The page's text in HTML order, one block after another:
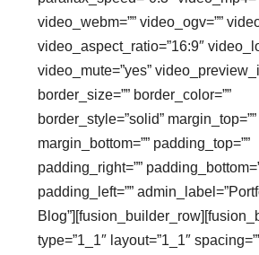
video_webm=”” video_ogv=””
video_aspect_ratio=”16:9″
video_mute=”yes”
border_size=”” border_color=””
border_style=”solid” margin_top=””
margin_bottom=”” padding_top=””
padding_right=””
padding_left=””
type=”1_1″ layout=”1_1″